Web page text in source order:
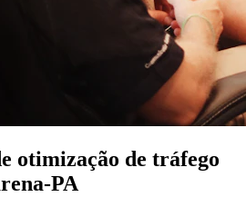
otimização de tráfego
PA